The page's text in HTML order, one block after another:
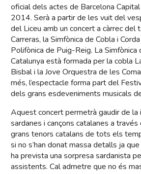
oficial dels actes de Barcelona
2014. Serà a partir de les vuit del
del Liceu amb un concert a càrrec del
Carreras, la Simfònica de Cobla i
Polifònica de Puig-Reig. La Simfònica
Catalunya està formada per la cobla
Bisbal i la Jove Orquestra de les
més, l’espectacle forma part del
dels grans esdeveniments musicals
Aquest concert permetrà gaudir de la
sardanes i cançons catalanes a través
grans tenors catalans de tots els
si no s’han donat massa detalls ja
ha prevista una sorpresa sardanista
assistents. Cal admetre que no és